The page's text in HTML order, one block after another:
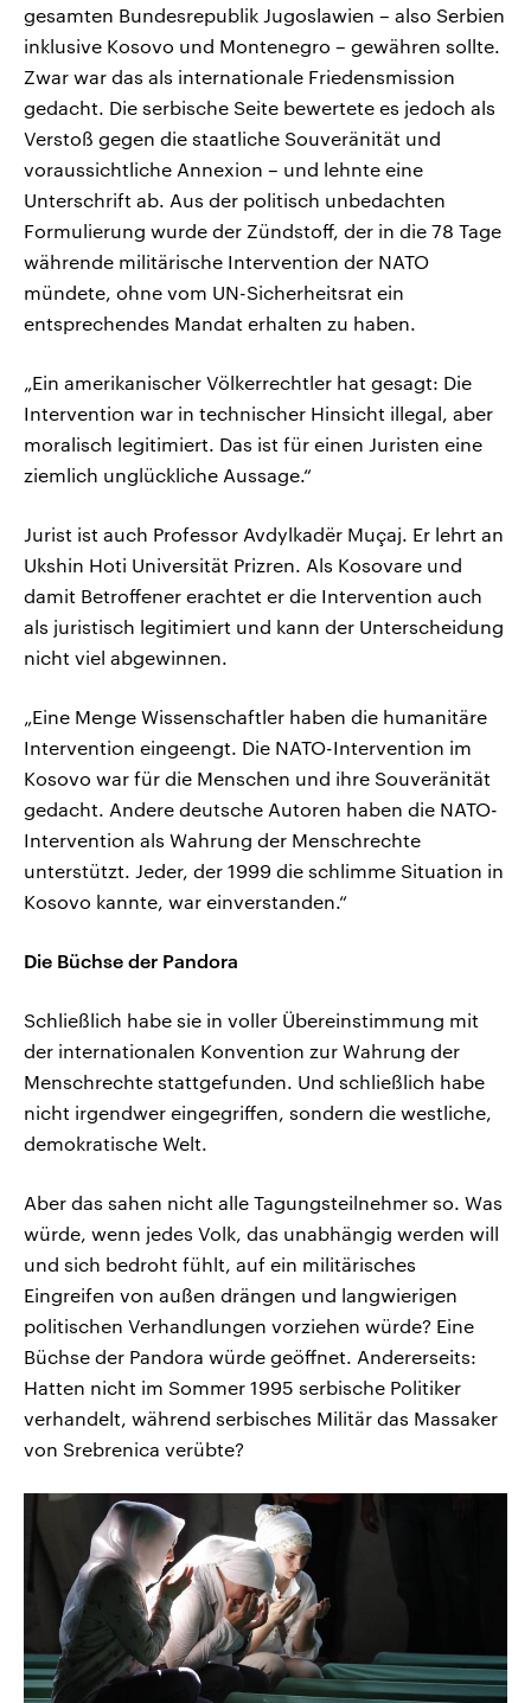
gesamten Bundesrepublik Jugoslawien – also Serbien
inklusive Kosovo und Montenegro – gewähren sollte.
Zwar war das als internationale Friedensmission
gedacht. Die serbische Seite bewertete es jedoch als
Verstoß gegen die staatliche Souveränität und
voraussichtliche Annexion – und lehnte eine
Unterschrift ab. Aus der politisch unbedachten
Formulierung wurde der Zündstoff, der in die 78 Tage
währende militärische Intervention der NATO
mündete, ohne vom UN-Sicherheitsrat ein
entsprechendes Mandat erhalten zu haben.
„Ein amerikanischer Völkerrechtler hat gesagt: Die
Intervention war in technischer Hinsicht illegal, aber
moralisch legitimiert. Das ist für einen Juristen eine
ziemlich unglückliche Aussage.“
Jurist ist auch Professor Avdylkadër Muçaj. Er lehrt an
Ukshin Hoti Universität Prizren. Als Kosovare und
damit Betroffener erachtet er die Intervention auch
als juristisch legitimiert und kann der Unterscheidung
nicht viel abgewinnen.
„Eine Menge Wissenschaftler haben die humanitäre
Intervention eingeengt. Die NATO-Intervention im
Kosovo war für die Menschen und ihre Souveränität
gedacht. Andere deutsche Autoren haben die NATO-
Intervention als Wahrung der Menschrechte
unterstützt. Jeder, der 1999 die schlimme Situation in
Kosovo kannte, war einverstanden.“
Die Büchse der Pandora
Schließlich habe sie in voller Übereinstimmung mit
der internationalen Konvention zur Wahrung der
Menschrechte stattgefunden. Und schließlich habe
nicht irgendwer eingegriffen, sondern die westliche,
demokratische Welt.
Aber das sahen nicht alle Tagungsteilnehmer so. Was
würde, wenn jedes Volk, das unabhängig werden will
und sich bedroht fühlt, auf ein militärisches
Eingreifen von außen drängen und langwierigen
politischen Verhandlungen vorziehen würde? Eine
Büchse der Pandora würde geöffnet. Andererseits:
Hatten nicht im Sommer 1995 serbische Politiker
verhandelt, während serbisches Militär das Massaker
von Srebrenica verübte?